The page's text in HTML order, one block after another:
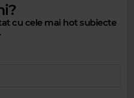
cu cele mai hot subiecte